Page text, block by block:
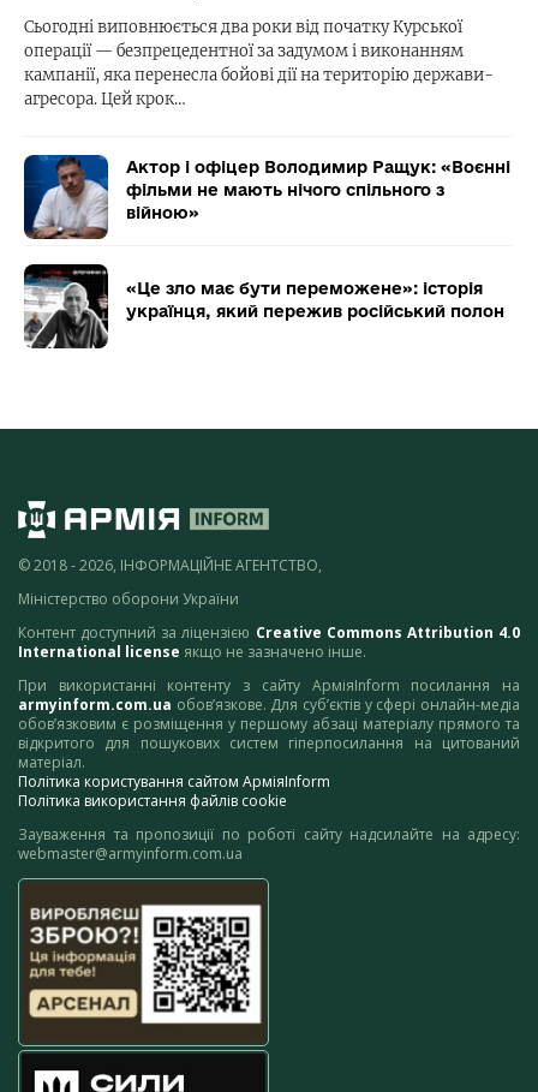
Сьогодні виповнюється два роки від початку Курської
операції — безпрецедентної за задумом і виконанням
кампанії, яка перенесла бойові дії на територію держави-
агресора. Цей крок…
Актор і офіцер Володимир Ращук: «Воєнні
фільми не мають нічого спільного з
війною»
«Це зло має бути переможене»: історія
українця, який пережив російський полон
© 2018 - 2026, ІНФОРМАЦІЙНЕ АГЕНТСТВО,
Міністерство оборони України
Контент доступний за ліцензією Creative Commons Attribution 4.0
International license якщо не зазначено інше.
При використанні контенту з сайту АрміяInform посилання на
armyinform.com.ua обов’язкове. Для суб’єктів у сфері онлайн-медіа
обов’язковим є розміщення у першому абзаці матеріалу прямого та
відкритого для пошукових систем гіперпосилання на цитований
матеріал.
Політика користування сайтом АрміяInform
Політика використання файлів cookie
Зауваження та пропозиції по роботі сайту надсилайте на адресу:
webmaster@armyinform.com.ua